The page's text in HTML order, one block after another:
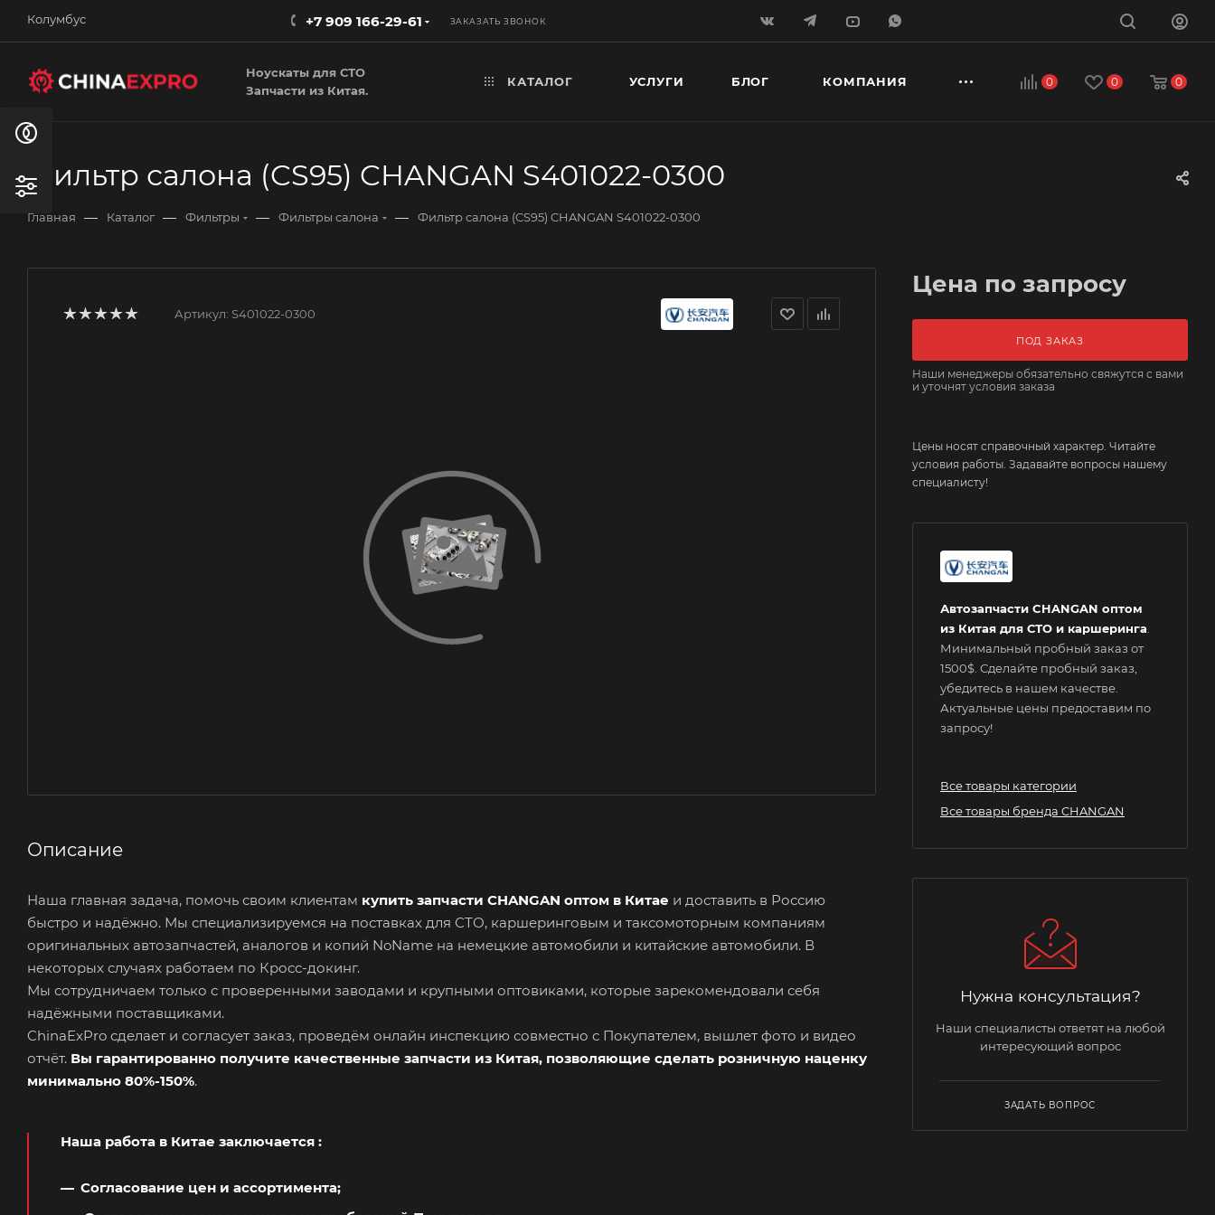
Колумбус +7 909 166-29-61 ЗАКАЗАТЬ ЗВОНОК
0 0 0
Ноускаты для СТО
Запчасти из Китая.
КАТАЛОГ УСЛУГИ БЛОГ КОМПАНИЯ
Фильтр салона (CS95) CHANGAN S401022-0300
Главная — Каталог — Фильтры — Фильтры салона — Фильтр салона (CS95) CHANGAN S401022-0300
Артикул: S401022-0300
Описание
Наша главная задача, помочь своим клиентам купить запчасти CHANGAN оптом в Китае и доставить в Россию
быстро и надёжно. Мы специализируемся на поставках для СТО, каршеринговым и таксомоторным компаниям
оригинальных автозапчастей, аналогов и копий NoName на немецкие автомобили и китайские автомобили. В
некоторых случаях работаем по Кросс-докинг.
Мы сотрудничаем только с проверенными заводами и крупными оптовиками, которые зарекомендовали себя
надёжными поставщиками.
ChinaExPro сделает и согласует заказ, проведём онлайн инспекцию совместно с Покупателем, вышлет фото и видео
отчёт. Вы гарантированно получите качественные запчасти из Китая, позволяющие сделать розничную наценку
минимально 80%-150%.
Наша работа в Китае заключается :
Согласование цен и ассортимента;
Цена по запросу
ПОД ЗАКАЗ
Наши менеджеры обязательно свяжутся с вами
и уточнят условия заказа
Цены носят справочный характер. Читайте
условия работы. Задавайте вопросы нашему
специалисту!
Автозапчасти CHANGAN оптом
из Китая для СТО и каршеринга
Минимальный пробный заказ от
1500$. Сделайте пробный заказ,
убедитесь в нашем качестве.
Актуальные цены предоставим по
запросу!
Все товары категории
Все товары бренда CHANGAN
Нужна консультация?
Наши специалисты ответят на любой
интересующий вопрос
ЗАДАТЬ ВОПРОС